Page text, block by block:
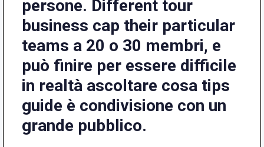
persone. Different tour
business cap their particular
teams a 20 o 30 membri, e
può finire per essere difficile
in realtà ascoltare cosa tips
guide è condivisione con un
grande pubblico.